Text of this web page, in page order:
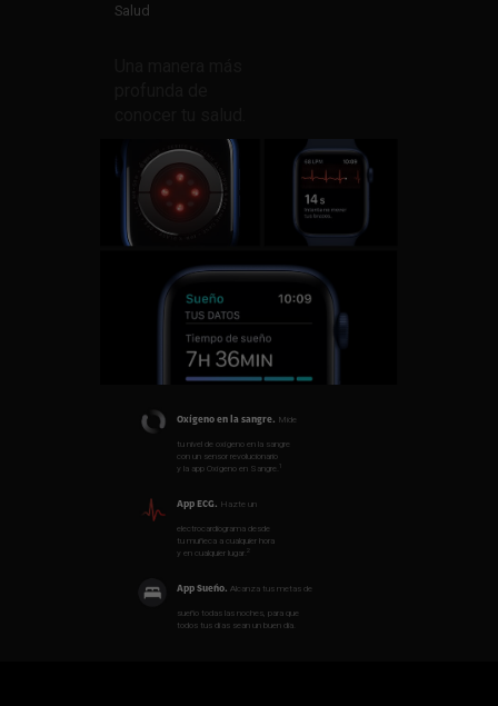
Salud
Oxígeno en la sangre. Mide
tu nivel de oxígeno en la sangre
con un sensor revolucionario
y la app Oxígeno en Sangre. 1
App ECG. Hazte un
electrocardiograma desde
tu muñeca a cualquier hora
y en cualquier lugar.
App Sueño. Alcanza tus metas de
sueño todas las noches, para que
todos tus días sean un buen dia.